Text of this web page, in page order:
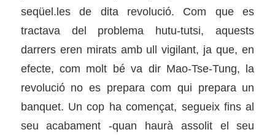
seqüel.les de dita revolució. Com que es
tractava del problema hutu-tutsi, aquests
darrers eren mirats amb ull vigilant, ja que, en
efecte, com molt bé va dir Mao-Tse-Tung, la
revolució no es prepara com qui prepara un
banquet. Un cop ha començat, segueix fins al
seu acabament -quan haurà assolit el seu